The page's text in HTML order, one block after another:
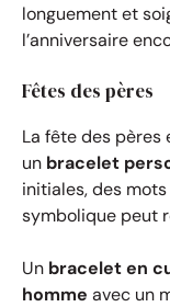
longuement et
l’anniversaire
Fêtes des pères
La fête des
un bracelet
initiales, des
symbolique peut
Un bracelet en
homme avec un